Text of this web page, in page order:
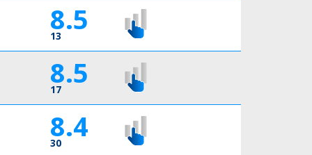
8.5
13
8.5
17
8.4
30